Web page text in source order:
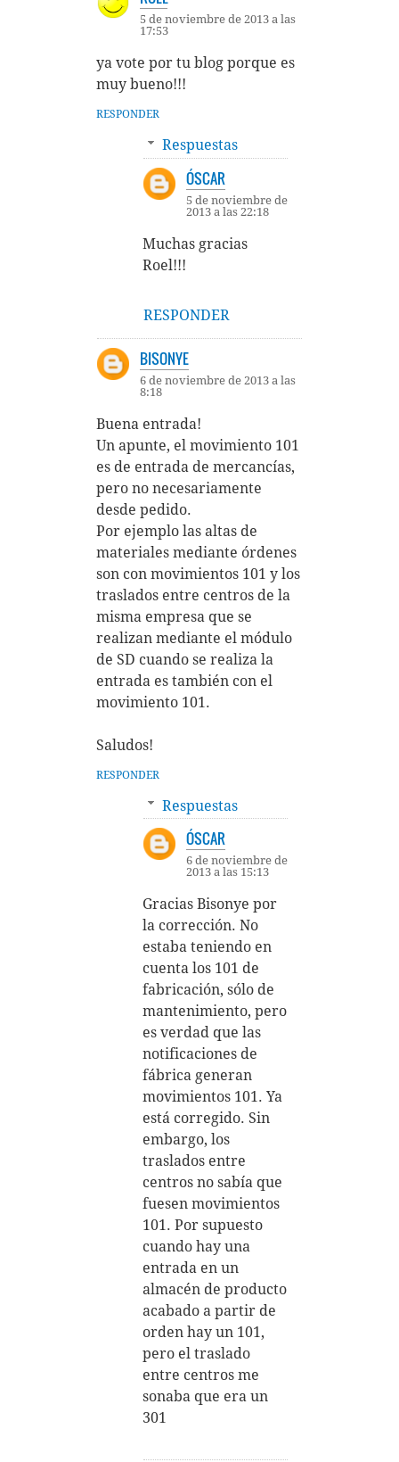
5 de noviembre de 2013 a las
17:53
ya vote por tu blog porque es
muy bueno!!!
RESPONDER
Respuestas
ÓSCAR
5 de noviembre de
2013 a las 22:18
Muchas gracias
Roel!!!
RESPONDER
BISONYE
6 de noviembre de 2013 a las
8:18
Buena entrada!
Un apunte, el movimiento 101
es de entrada de mercancías,
pero no necesariamente
desde pedido.
Por ejemplo las altas de
materiales mediante órdenes
son con movimientos 101 y los
traslados entre centros de la
misma empresa que se
realizan mediante el módulo
de SD cuando se realiza la
entrada es también con el
movimiento 101.
Saludos!
RESPONDER
Respuestas
ÓSCAR
6 de noviembre de
2013 a las 15:13
Gracias Bisonye por
la corrección. No
estaba teniendo en
cuenta los 101 de
fabricación, sólo de
mantenimiento, pero
es verdad que las
notificaciones de
fábrica generan
movimientos 101. Ya
está corregido. Sin
embargo, los
traslados entre
centros no sabía que
fuesen movimientos
101. Por supuesto
cuando hay una
entrada en un
almacén de producto
acabado a partir de
orden hay un 101,
pero el traslado
entre centros me
sonaba que era un
301